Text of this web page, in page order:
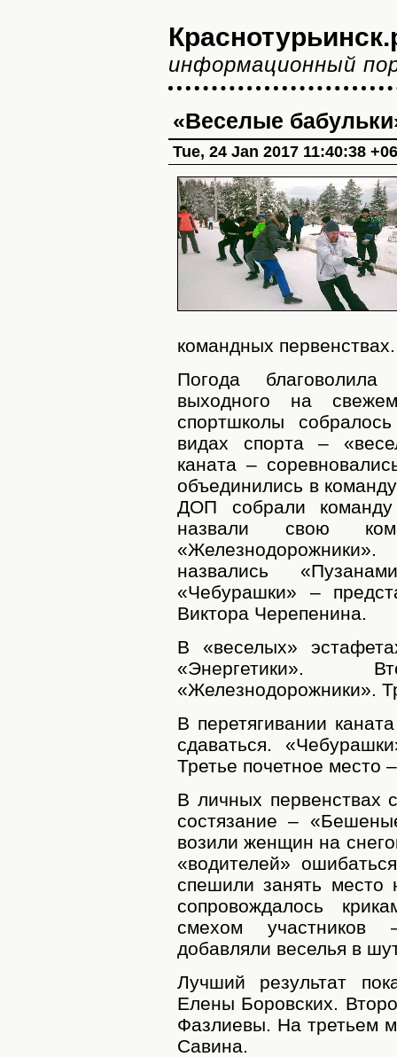
информационный
«Веселые
Tue, 24 Jan 2017 11:40:38
командных первенствах.
Погода
выходного на
спортшколы
видах спорта –
каната –
объединились в
ДОП собрали
назвали свою
назвались
«Чебурашки» –
Виктора Черепенина.
В «веселых»
«Энергетики».
«Железнодорожники».
В перетягивании
сдаваться.
Третье почетное место
В личных первенствах
состязание –
возили женщин на
«водителей»
спешили занять место
сопровождалось
смехом
добавляли веселья в
Лучший результат
Елены Боровских.
Фазлиевы. На третьем
Савина.